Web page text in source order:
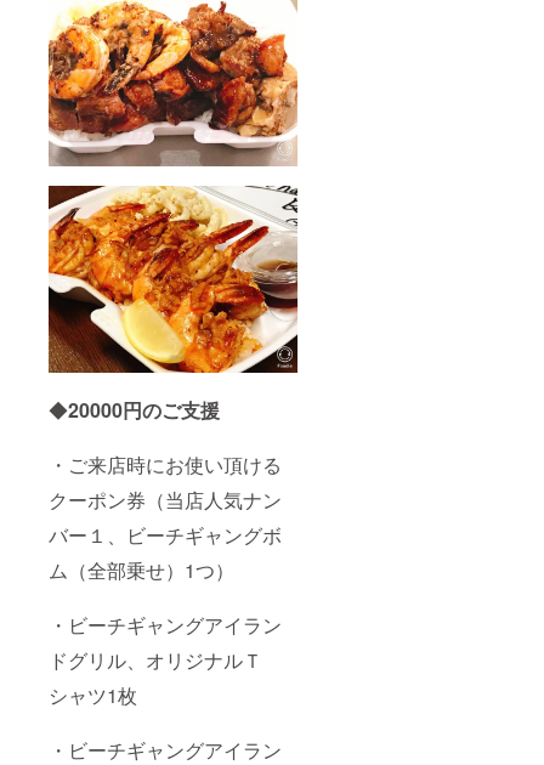
◆20000円のご支援
・ご来店時にお使い頂ける
クーポン券（当店人気ナン
バー１、ビーチギャングボ
ム（全部乗せ）1つ）
・ビーチギャングアイラン
ドグリル、オリジナルＴ
シャツ1枚
・ビーチギャングアイラン